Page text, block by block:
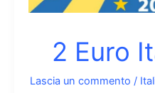
2 Euro
Lascia un commento /